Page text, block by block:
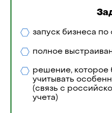
запуск бизнеса
полное
решение, которое
учитывать
(связь с
учета)